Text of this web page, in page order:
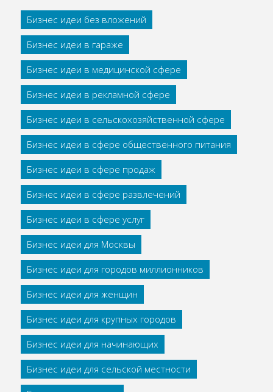
Бизнес идеи без вложений
Бизнес идеи в гараже
Бизнес идеи в медицинской сфере
Бизнес идеи в рекламной сфере
Бизнес идеи в сельскохозяйственной сфере
Бизнес идеи в сфере общественного питания
Бизнес идеи в сфере продаж
Бизнес идеи в сфере развлечений
Бизнес идеи в сфере услуг
Бизнес идеи для Москвы
Бизнес идеи для городов миллионников
Бизнес идеи для женщин
Бизнес идеи для крупных городов
Бизнес идеи для начинающих
Бизнес идеи для сельской местности